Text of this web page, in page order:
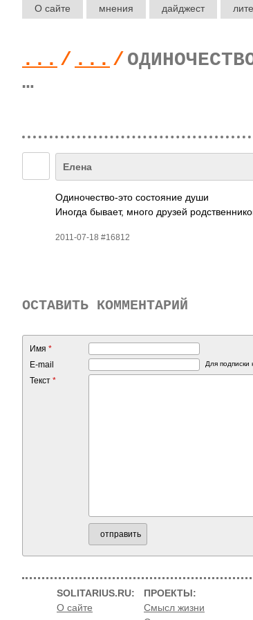
О сайте мнения дайджест
... / ... /
…
Елена
Один­очес­тво-­это сост­ояние души
Иногда бывает, много друзей
2011-07-18 #16812
ОСТАВИТЬ КОММЕНТАРИЙ
Имя *
E-mail
Для подписки
Текст *
отправить
SOLITARIUS.RU:
О сайте
ПРОЕКТЫ:
Смысл жизни